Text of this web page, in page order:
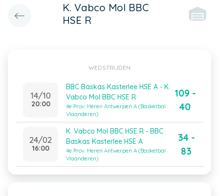
K. Vabco Mol BBC
HSE R
WEDSTRIJDEN
14/10
20:00
BBC Baskas Kasterlee HSE A - K.
Vabco Mol BBC HSE R
4e Prov. Heren Antwerpen A (Basketbal
Vlaanderen)
109 -
40
24/02
16:00
K. Vabco Mol BBC HSE R - BBC
Baskas Kasterlee HSE A
4e Prov. Heren Antwerpen A (Basketbal
Vlaanderen)
34 -
83